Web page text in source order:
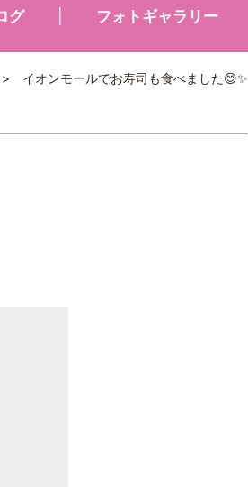
グ フォトギャラリー
イオンモールでお寿司も食べました😊✨